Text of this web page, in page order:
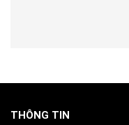
THÔNG TIN